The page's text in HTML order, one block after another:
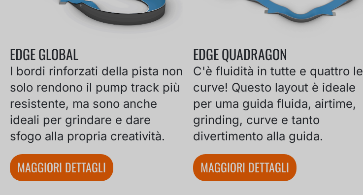
EDGE GLOBAL
I bordi rinforzati della pista non
solo rendono il pump track più
resistente, ma sono anche
ideali per grindare e dare
sfogo alla propria creatività.
MAGGIORI DETTAGLI
EDGE QUADRAGON
C'è fluidità in tutte e quattro le
curve! Questo layout è ideale
per uma guida fluida, airtime,
grinding, curve e tanto
divertimento alla guida.
MAGGIORI DETTAGLI